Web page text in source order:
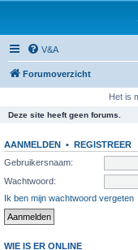
V&A
Forumoverzicht
Het is
Deze site heeft geen forums.
AANMELDEN • REGISTREER
Gebruikersnaam:
Wachtwoord:
Ik ben mijn wachtwoord vergeten
WIE IS ER ONLINE